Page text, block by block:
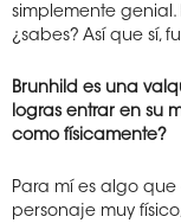
simplemente genial.
¿sabes? Así que sí,
Brunhild es una
logras entrar en su
como físicamente?
Para mí es algo
personaje muy